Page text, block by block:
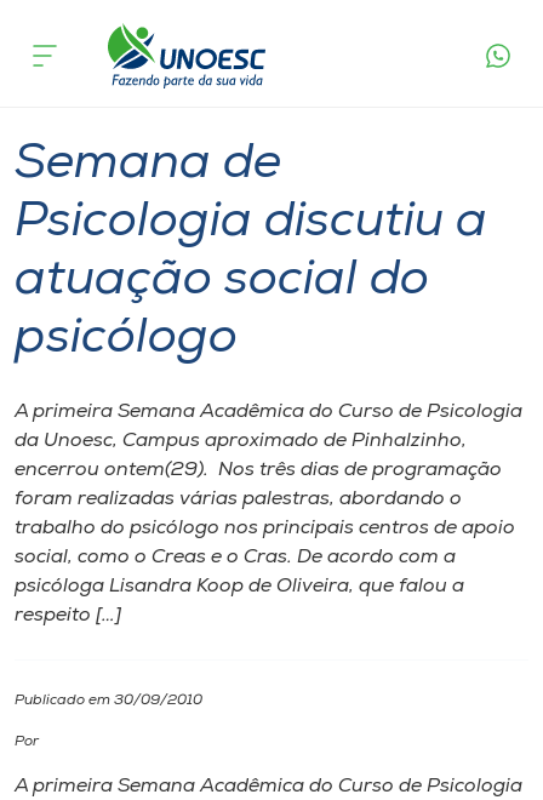
Cursos
Pesquisa
Atendimento ao Estudante
Portal de Ensino
A
Internacionalização
I.nova
Cultura
acontece
Semana de
Psicologia discutiu a
atuação social do
psicólogo
A primeira Semana Acadêmica do Curso de Psicologia
da Unoesc, Campus aproximado de Pinhalzinho,
encerrou ontem(29). Nos três dias de programação
foram realizadas várias palestras, abordando o
trabalho do psicólogo nos principais centros de apoio
social, como o Creas e o Cras. De acordo com a
psicóloga Lisandra Koop de Oliveira, que falou a
respeito […]
Publicado em 30/09/2010
Por
A primeira Semana Acadêmica do Curso de Psicologia